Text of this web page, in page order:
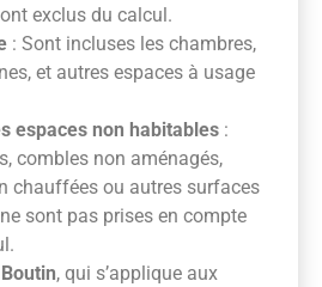
exclus du calcul.
: Sont incluses les chambres,
et autres espaces à usage
espaces non habitables :
combles non aménagés,
chauffées ou autres surfaces
sont pas prises en compte
, qui s’applique aux